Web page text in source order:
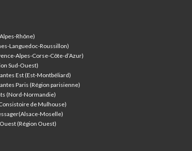
Rhône)
Languedoc-Roussillon)
Alpes-Corse-Côte-d’Azur)
Sud-Ouest)
Est (Est-Montbéliard)
Paris (Région parisienne)
(Nord-Normandie)
de Mulhouse)
Moselle)
(Région Ouest)